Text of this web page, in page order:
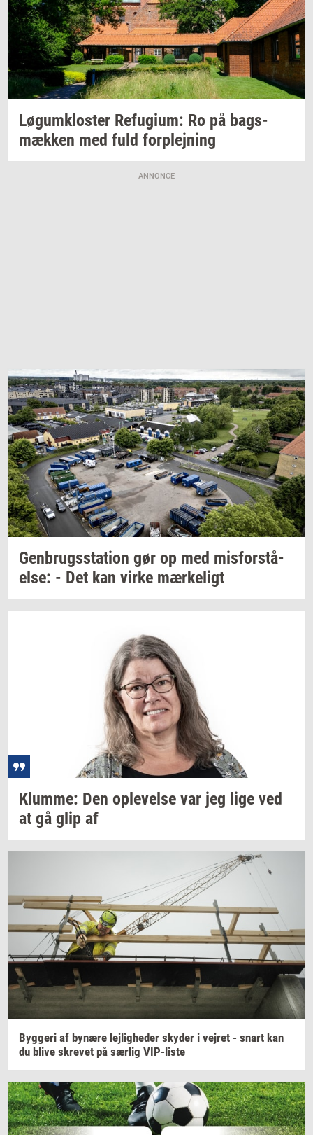
Løgum­klo­ster Re­fu­gi­um: Ro på bags­
mæk­ken med fuld for­plej­ning
ANNONCE
Gen­brugs­sta­tion gør op med mis­for­stå­
el­se: - Det kan virke mær­ke­ligt
Klum­me: Den op­le­vel­se var jeg lige ved
at gå glip af
Byg­ge­ri af by­næ­re lej­lig­he­der sky­der i vej­ret - snart kan
du blive skre­vet på sær­lig VIP-​liste